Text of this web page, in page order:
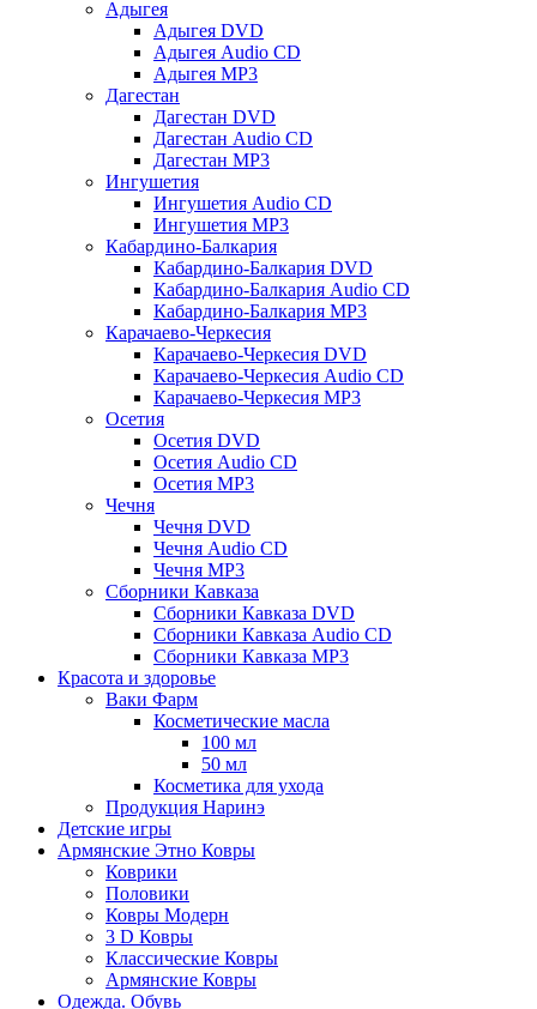
Адыгея
Адыгея DVD
Адыгея Audio CD
Адыгея MP3
Дагестан
Дагестан DVD
Дагестан Audio CD
Дагестан MP3
Ингушетия
Ингушетия Audio CD
Ингушетия MP3
Кабардино-Балкария
Кабардино-Балкария DVD
Кабардино-Балкария Audio CD
Кабардино-Балкария MP3
Карачаево-Черкесия
Карачаево-Черкесия DVD
Карачаево-Черкесия Audio CD
Карачаево-Черкесия MP3
Осетия
Осетия DVD
Осетия Audio CD
Осетия MP3
Чечня
Чечня DVD
Чечня Audio CD
Чечня MP3
Сборники Кавказа
Сборники Кавказа DVD
Сборники Кавказа Audio CD
Сборники Кавказа MP3
Красота и здоровье
Ваки Фарм
Косметические масла
100 мл
50 мл
Косметика для ухода
Продукция Наринэ
Детские игры
Армянские Этно Ковры
Коврики
Половики
Ковры Модерн
3 D Ковры
Классические Ковры
Армянские Ковры
Одежда. Обувь